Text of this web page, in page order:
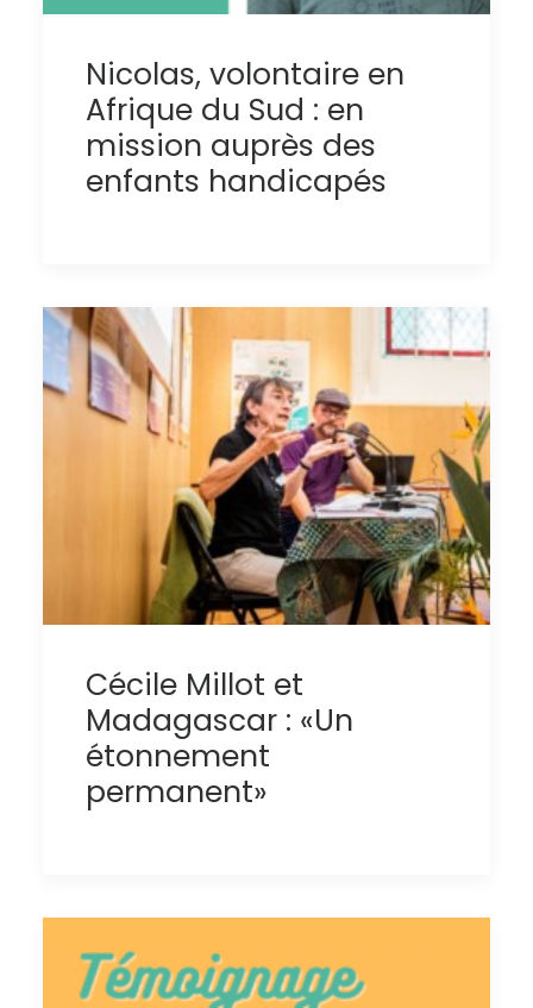
Nicolas, volontaire en
Afrique du Sud : en
mission auprès des
enfants handicapés
Cécile Millot et
Madagascar : «Un
étonnement
permanent»